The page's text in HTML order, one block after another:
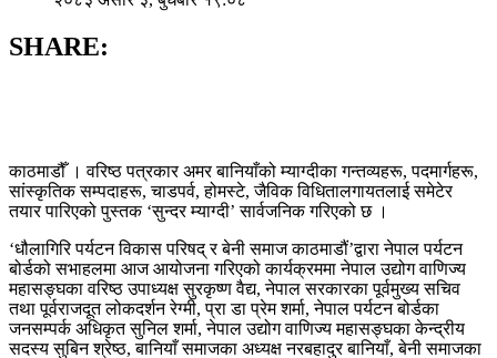
SHARE:
काठमाडौँ । वरिष्ठ पत्रकार अमर बानियाँको म्याग्दीका गन्तव्यहरू, पदमार्गहरू,
सांस्कृतिक सम्पदाहरू, चाडपर्व, होमस्टे, जैविक विधितालगायतलाई समेटेर
तयार पारिएको पुस्तक ‘सुन्दर म्याग्दी’ सार्वजनिक गरिएको छ ।
‘धौलागिरि पर्यटन विकास परिषद् र बेनी समाज काठमाडौं’द्वारा नेपाल पर्यटन
बोर्डको सभाहलमा आज आयोजना गरिएको कार्यक्रममा नेपाल उद्योग वाणिज्य
महासङ्घका वरिष्ठ उपाध्यक्ष सुरकृष्ण वैद्य, नेपाल सरकारका पूर्वमुख्य सचिव
तथा पूर्वराजदूत लोकदर्शन रेग्मी, प्रा डा प्रेम शर्मा, नेपाल पर्यटन बोर्डका
जनसम्पर्क अधिकृत सुनिल शर्मा, नेपाल उद्योग वाणिज्य महासङ्घका केन्द्रीय
सदस्य सुबिन श्रेष्ठ, बानियाँ समाजका अध्यक्ष नरबहादुर बानियाँ, बेनी समाजका